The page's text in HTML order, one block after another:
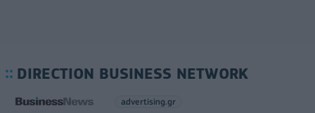
DIRECTION BUSINESS NETWORK
advertising.gr